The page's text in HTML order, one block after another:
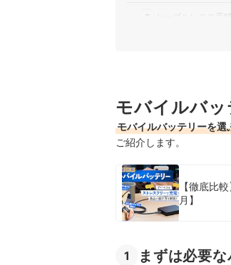
3 ケーブルレスの手
あわせて読みたい関連コ
SLuBのモバイルバッテリ
モバイルバ
モバイルバッテリーを
ご紹介します。
【徹底比
月】
1 まずは必要